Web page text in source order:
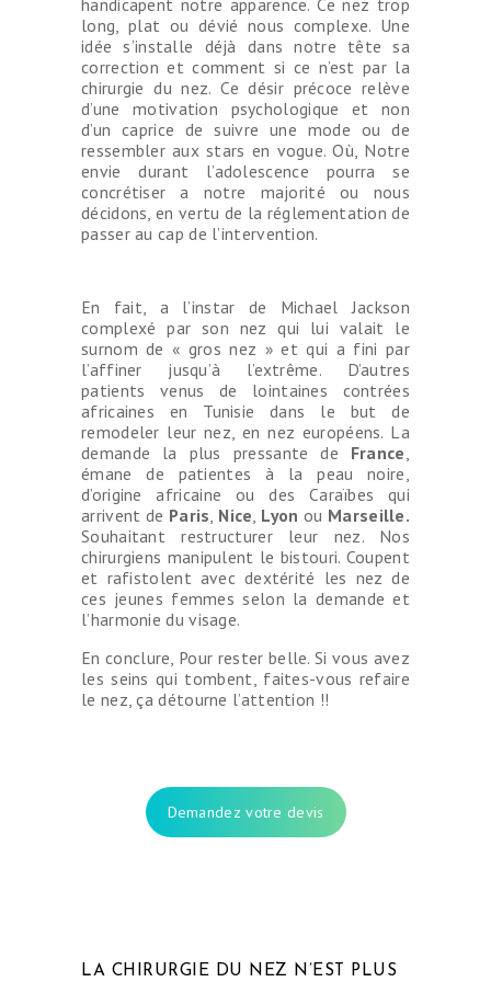
handicapent notre apparence. Ce nez trop
long, plat ou dévié nous complexe. Une
idée s’installe déjà dans notre tête sa
correction et comment si ce n’est par la
chirurgie du nez. Ce désir précoce relève
d’une motivation psychologique et non
d’un caprice de suivre une mode ou de
ressembler aux stars en vogue. Où, Notre
envie durant l’adolescence pourra se
concrétiser a notre majorité ou nous
décidons, en vertu de la réglementation de
passer au cap de l’intervention.
En fait, a l’instar de Michael Jackson
complexé par son nez qui lui valait le
surnom de « gros nez » et qui a fini par
l’affiner jusqu’à l’extrême. D’autres
patients venus de lointaines contrées
africaines en Tunisie dans le but de
remodeler leur nez, en nez européens. La
demande la plus pressante de France
émane de patientes à la peau noire,
d’origine africaine ou des Caraïbes qui
arrivent de Paris Nice Lyon ou Marseille.
Souhaitant restructurer leur nez. Nos
chirurgiens manipulent le bistouri. Coupent
et rafistolent avec dextérité les nez de
ces jeunes femmes selon la demande et
l’harmonie du visage.
En conclure, Pour rester belle. Si vous avez
les seins qui tombent, faites-vous refaire
le nez, ça détourne l’attention !!
Demandez votre devis
LA CHIRURGIE DU NEZ N’EST PLUS